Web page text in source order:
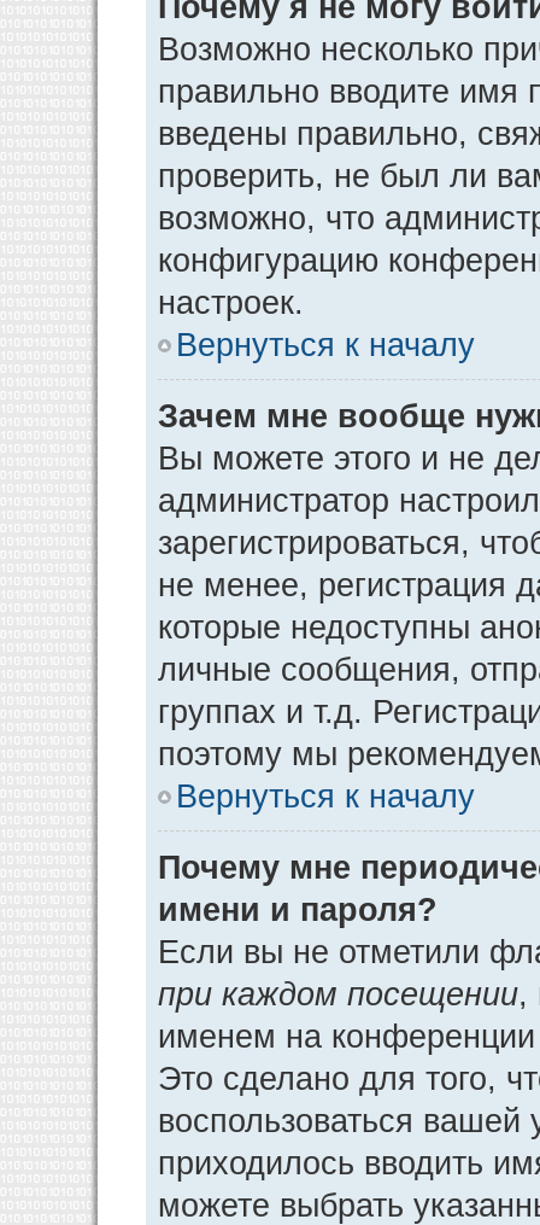
Почему я не могу
Возможно несколько
правильно вводите имя
введены правильно,
проверить, не был ли
возможно, что
конфигурацию
настроек.
Вернуться к началу
Зачем мне вообще
Вы можете этого и не
администратор
зарегистрироваться,
не менее, регистрация
которые недоступны
личные сообщения,
группах и т.д.
поэтому мы
Вернуться к началу
Почему мне
имени и пароля?
Если вы не отметили
при каждом посещении,
именем на конференции
Это сделано для того,
воспользоваться
приходилось вводить
можете выбрать